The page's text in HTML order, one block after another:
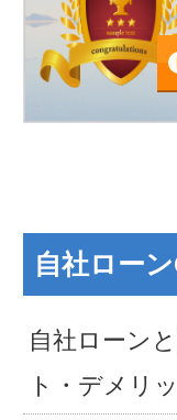
自社ロー
自社ローン
ト・デメリ